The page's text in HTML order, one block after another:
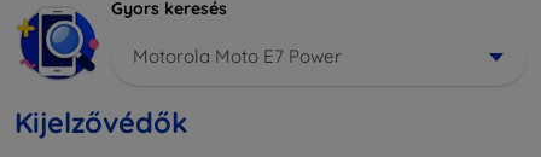
Gyors keresés
Motorola Moto E7 Power
Kijelzővédők